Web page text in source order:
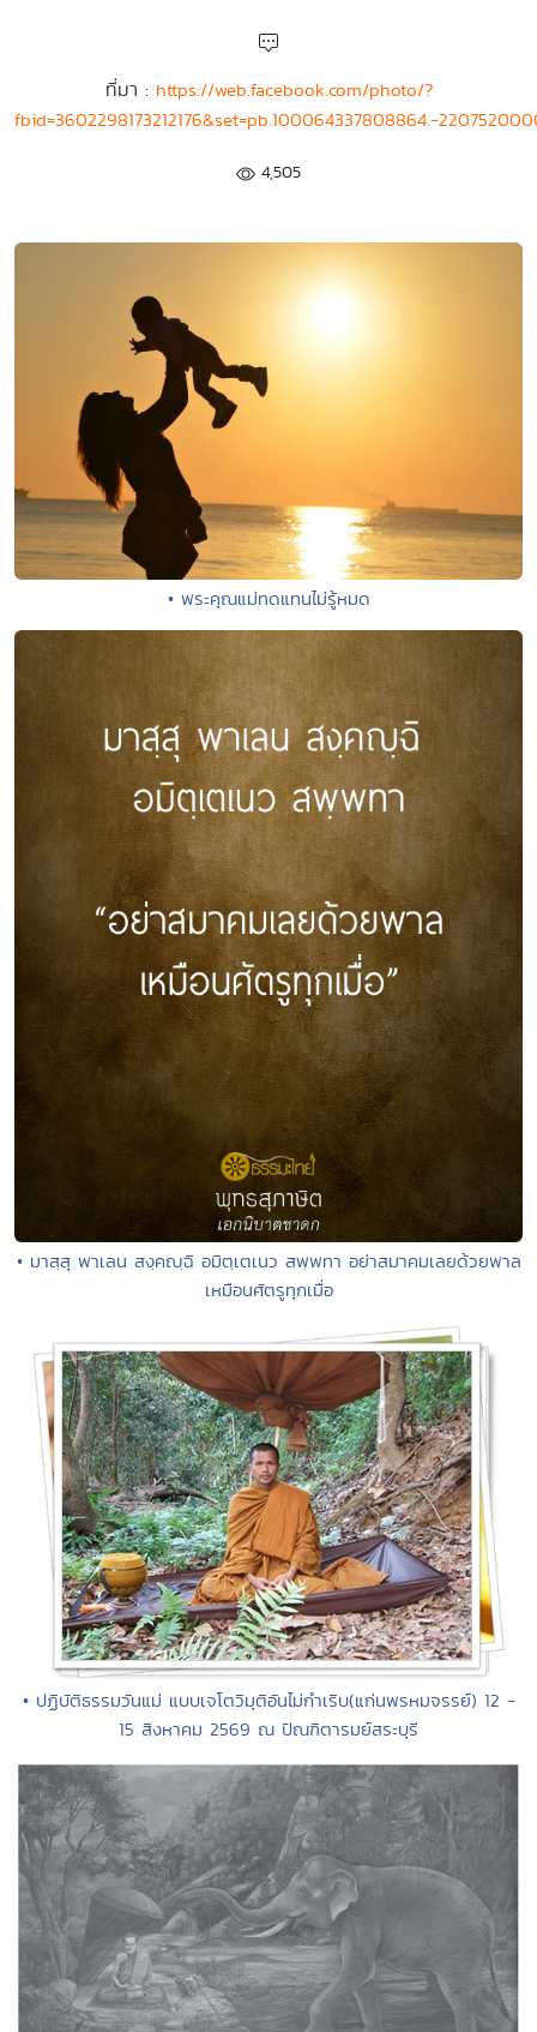
ที่มา : https://web.facebook.com/photo/?
fbid=3602298173212176&set=pb.100064337808864.-
4,505
• พระคุณแม่ทดแทนไม่รู้หมด
• มาสฺสุ พาเลน สงฺคญฺฉิ อมิตฺเตเนว สพฺพทา อย่าสมาคมเลยด้วยพาล
เหมือนศัตรูทุกเมื่อ
• ปฏิบัติธรรมวันแม่ แบบเจโตวิมุติอันไม่กำเริบ(แก่นพรหมจรรย์) 12 -
15 สิงหาคม 2569 ณ ปัณฑิตารมย์สระบุรี